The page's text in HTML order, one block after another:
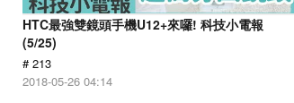
HTC最強雙鏡頭手機U12+來囉! 科技小電報
(5/25)
# 213
2018-05-26 04:14